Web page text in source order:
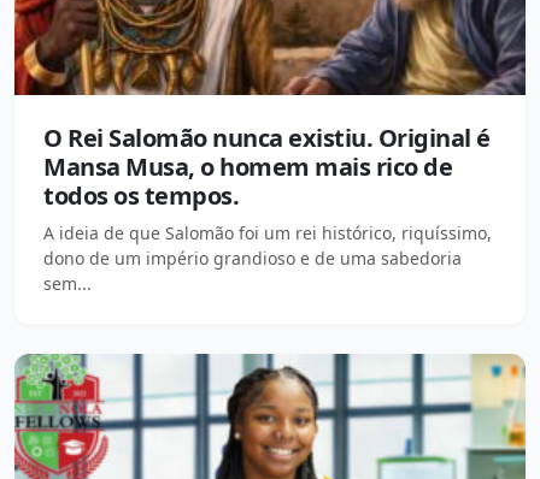
O Rei Salomão nunca existiu. Original é
Mansa Musa, o homem mais rico de
todos os tempos.
A ideia de que Salomão foi um rei histórico, riquíssimo,
dono de um império grandioso e de uma sabedoria
sem...